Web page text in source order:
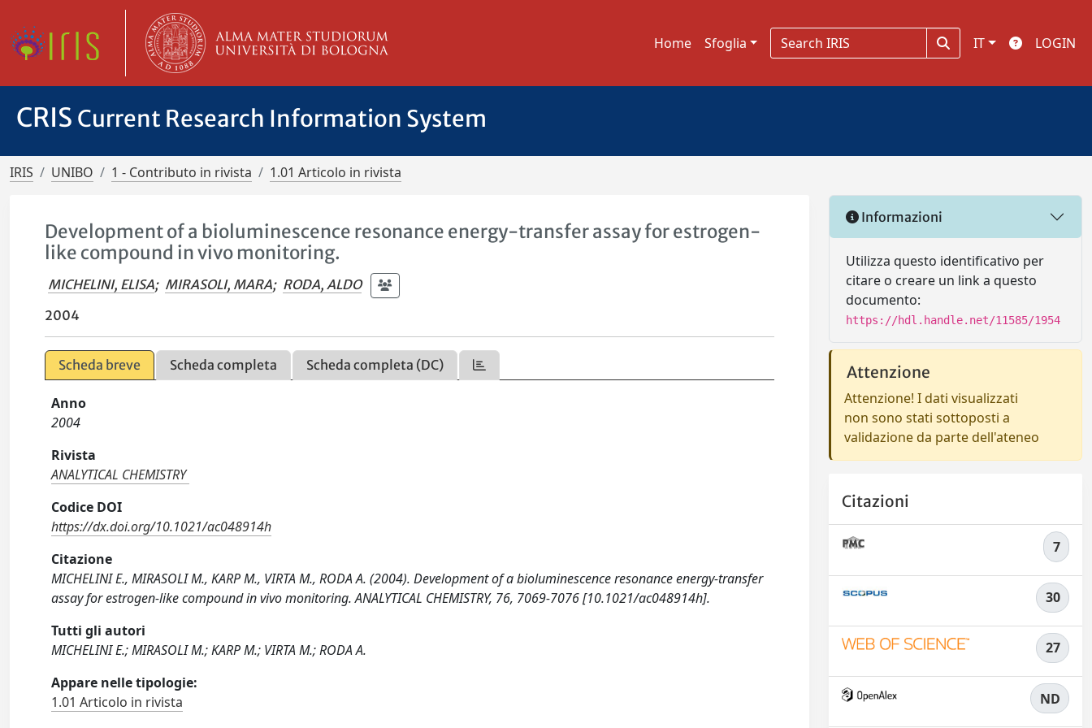
Home Sfoglia IT LOGIN
CRIS Current Research Information System
IRIS UNIBO 1 - Contributo in rivista 1.01 Articolo in rivista
Development of a bioluminescence resonance energy-transfer assay for estrogen-
like compound in vivo monitoring.
MICHELINI, ELISA; MIRASOLI, MARA; RODA, ALDO
2004
Scheda breve Scheda completa Scheda completa (DC)
Anno
2004
Rivista
ANALYTICAL CHEMISTRY
Codice DOI
https://dx.doi.org/10.1021/ac048914h
Citazione
MICHELINI E., MIRASOLI M., KARP M., VIRTA M., RODA A. (2004). Development of a bioluminescence resonance energy-transfer
assay for estrogen-like compound in vivo monitoring. ANALYTICAL CHEMISTRY, 76, 7069-7076 [10.1021/ac048914h].
Tutti gli autori
MICHELINI E.; MIRASOLI M.; KARP M.; VIRTA M.; RODA A.
Appare nelle tipologie:
1.01 Articolo in rivista
Informazioni
Utilizza questo identificativo per
citare o creare un link a questo
documento:
https://hdl.handle.net/11585/1954
Attenzione
Attenzione! I dati visualizzati
non sono stati sottoposti a
validazione da parte dell'ateneo
Citazioni
7
30
27
ND